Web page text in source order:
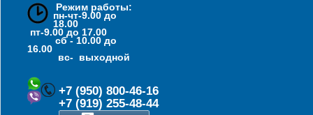
Режим работы:
пн-чт-9.00 до
18.00
пт-9.00 до 17.00
сб - 10.00 до
16.00
вс- выходной
+7 (950) 800-46-16
+7 (919) 255-48-44